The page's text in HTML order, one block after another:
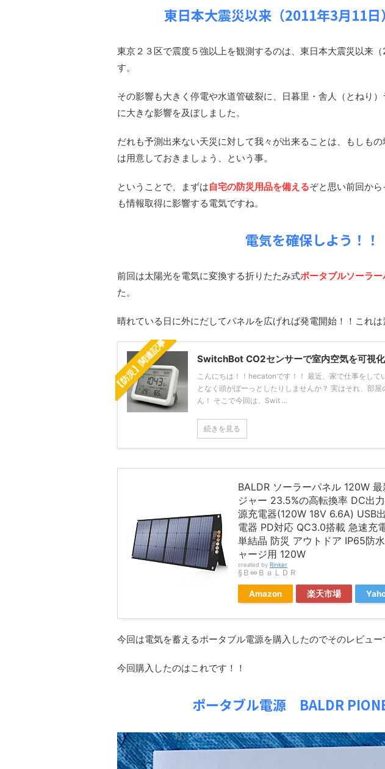
東日本大震災以来（2011年3月11日
東京２３区で震度５強以上を観測するのは、東日本大震災以来
す。
その影響も大きく停電や水道管破裂に、日暮里・舎人（とねり
に大きな影響を及ぼしました。
だれも予測出来ない天災に対して我々が出来ることは、もしも
は用意しておきましょう、という事。
ということで、まずは自宅の防災用品を備えるぞと思い前回か
も情報取得に影響する電気ですね。
電気を確保しよう！！
前回は太陽光を電気に変換する折りたたみ式ポータブルソーラー
た。
晴れている日に外にだしてパネルを広げれば発電開始！！これは
【防災】関連記事 SwitchBot CO2センサーで室内空気を可視
こんにちは！！hecatonです！！ 最近、家で仕事をして
となく頭がぼーっとしたりしませんか？ 実はそれ、部
ん！ そこで今回は、Swit ...
続きを見る
BALDR ソーラーパネル 120W
ジャー 23.5%の高転換率 DC出
源充電器(120W 18V 6.6A) USB
電器 PD対応 QC3.0搭載 急速充
単結晶 防災 アウトドア IP65防
ャージ用 120W
created by Rinker
§Ｂ∞ＢａＬＤＲ
Amazon 楽天市場
今回は電気を蓄えるポータブル電源を購入したのでそのレビュー
今回購入したのはこれです！！
ポータブル電源 BALDR